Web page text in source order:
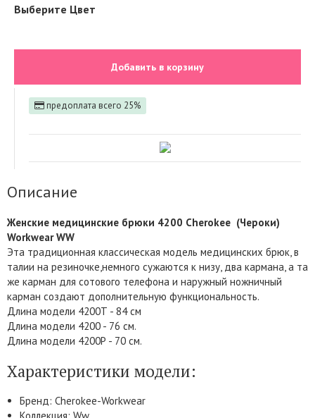
Выберите Цвет
Добавить в корзину
предоплата всего 25%
Описание
Женские медицинские брюки 4200 Cherokee (Чероки)
Workwear WW
Эта традиционная классическая модель медицинских брюк, в
талии на резиночке,немного сужаются к низу, два кармана, а та
же карман для сотового телефона и наружный ножничный
карман создают дополнительную функциональность.
Длина модели 4200Т - 84 см
Длина модели 4200 - 76 см.
Длина модели 4200Р - 70 см.
Характеристики модели:
Бренд: Cherokee-Workwear